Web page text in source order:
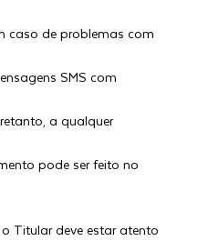
caso de problemas com
SMS com
a qualquer
pode ser feito no
Titular deve estar atento